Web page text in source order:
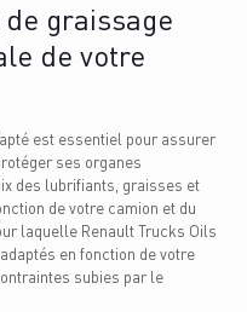
graissage
de votre
est essentiel pour assurer
ses organes
des lubrifiants, graisses et
de votre camion et du
laquelle Renault Trucks Oils
en fonction de votre
subies par le